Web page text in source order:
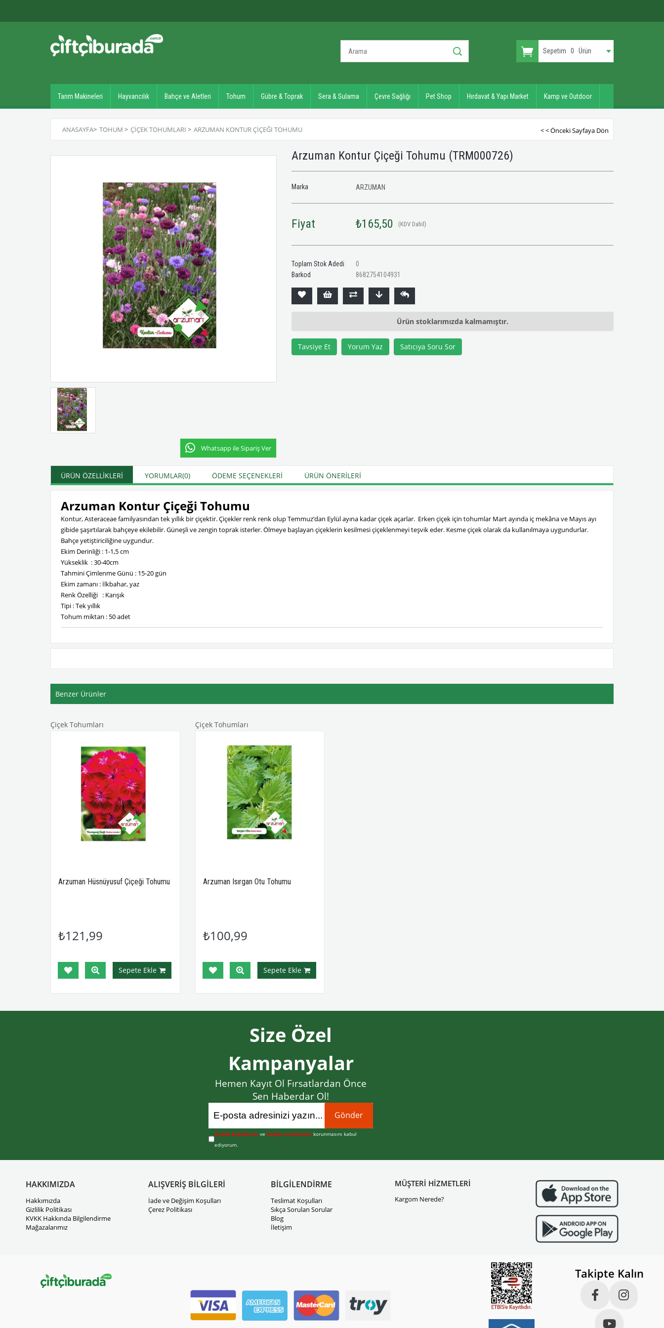
Sepetim 0 Ürün
Tarım Makineleri Hayvancılık Bahçe ve Aletleri Tohum Gübre & Toprak Sera & Sulama Çevre Sağlığı Pet Shop Hırdavat & Yapı Market Kamp ve Outdoor
ANASAYFA> TOHUM > ÇIÇEK TOHUMLARI > ARZUMAN KONTUR ÇIÇEĞI TOHUMU < < Önceki Sayfaya Dön
Whatsapp ile Sipariş Ver
Arzuman Kontur Çiçeği Tohumu (TRM000726)
Marka ARZUMAN
Fiyat ₺165,50 (KDV Dahil)
Toplam Stok Adedi
0
Barkod
8682754104931
Ürün stoklarımızda kalmamıştır.
Tavsiye Et Yorum Yaz Satıcıya Soru Sor
ÜRÜN ÖZELLIKLERI YORUMLAR(0) ÖDEME SEÇENEKLERI ÜRÜN ÖNERILERI
Arzuman Kontur Çiçeği Tohumu
Kontur, Asteraceae familyasından tek yıllık bir çiçektir. Çiçekler renk renk olup Temmuz’dan Eylül ayına kadar çiçek açarlar. Erken çiçek için tohumlar Mart ayında iç mekâna ve Mayıs ayı
gibide şaşırtılarak bahçeye ekilebilir. Güneşli ve zengin toprak isterler. Ölmeye başlayan çiçeklerin kesilmesi çiçeklenmeyi teşvik eder. Kesme çiçek olarak da kullanılmaya uygundurlar.
Bahçe yetiştiriciliğine uygundur.
Ekim Derinliği : 1-1,5 cm
Yükseklik : 30-40cm
Tahmini Çimlenme Günü : 15-20 gün
Ekim zamanı : İlkbahar, yaz
Renk Özelliği : Karışık
Tipi : Tek yıllık
Tohum miktarı : 50 adet
Benzer Ürünler
Çiçek Tohumları
Arzuman Hüsnüyusuf Çiçeği Tohumu
₺121,99
Sepete Ekle
Çiçek Tohumları
Arzuman Isırgan Otu Tohumu
₺100,99
Sepete Ekle
Size Özel
Kampanyalar
Hemen Kayıt Ol Fırsatlardan Önce
Sen Haberdar Ol!
Gönder
Üyelik koşullarını vekişisel verilerimin korunmasını kabul
ediyorum.
HAKKIMIZDA
Hakkımızda
Gizlilik Politikası
KVKK Hakkında Bilgilendirme
Mağazalarımız
ALIŞVERİŞ BİLGİLERİ
İade ve Değişim Koşulları
Çerez Politikası
BİLGİLENDİRME
Teslimat Koşulları
Sıkça Sorulan Sorular
Blog
İletişim
MÜŞTERİ HİZMETLERİ
Kargom Nerede?
Takipte Kalın